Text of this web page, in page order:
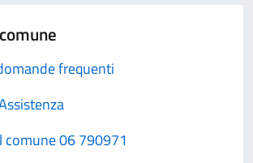
frequenti
comune 06 790971